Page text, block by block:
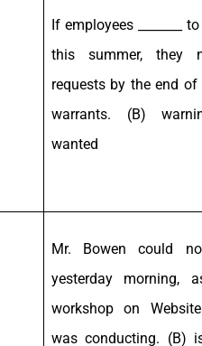
If employees _______
this summer, they
requests by the end of
warrants. (B)
wanted
Mr. Bowen could
yesterday
workshop on
was conducting. (B)